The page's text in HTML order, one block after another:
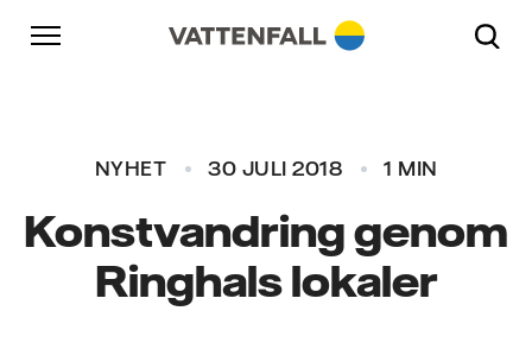
Skip to content
Gå till huvudnavigeringen
Gå till sidfoten
NYHET 30 JULI 2018 1 MIN
Konstvandring genom
Ringhals lokaler
Gå till huvudnavigeringen